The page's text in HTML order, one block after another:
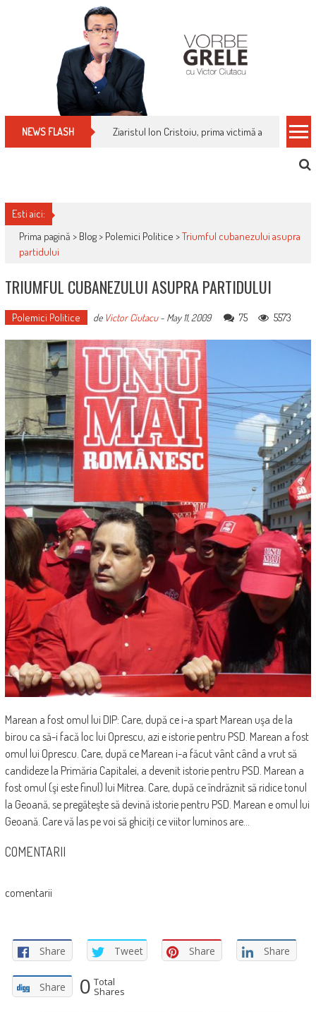
NEWS FLASH Ziaristul Ion Cristoiu, prima victimă a noi
Esti aici:
Prima pagină > Blog> Polemici Politice >Triumful cubanezului asupra
partidului
TRIUMFUL CUBANEZULUI ASUPRA PARTIDULUI
Polemici Politice de Victor Ciutacu- May 11, 2009 75 5573
Marean a fost omul lui DIP: Care, după ce i-a spart Marean uşa de la
birou ca să-i facă loc lui Oprescu, azi e istorie pentru PSD. Marean a fost
omul lui Oprescu. Care, după ce Marean i-a făcut vânt când a vrut să
candideze la Primăria Capitalei, a devenit istorie pentru PSD. Marean a
fost omul (şi este finul) lui Mitrea. Care, după ce îndrăznit să ridice tonul
la Geoană, se pregăteşte să devină istorie pentru PSD. Marean e omul lui
Geoană. Care vă las pe voi să ghiciţi ce viitor luminos are…
COMENTARII
comentarii
Share Tweet Share Share
Share 0 Total
Shares